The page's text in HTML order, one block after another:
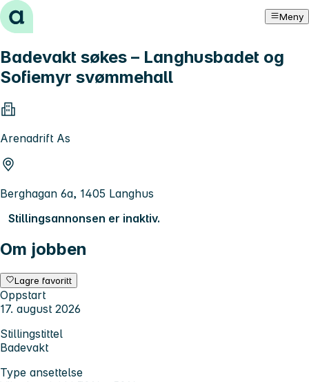
Hopp til innhold Meny
Badevakt søkes – Langhusbadet og
Sofiemyr svømmehall
Arenadrift As
Berghagan 6a, 1405 Langhus
Stillingsannonsen er inaktiv.
Om jobben
Lagre favoritt
Oppstart
17. august 2026
Stillingstittel
Badevakt
Type ansettelse